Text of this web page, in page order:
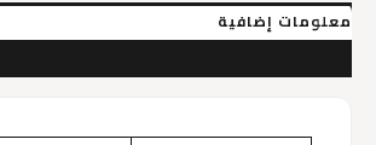
+
Arbutine
معلومات إضافية